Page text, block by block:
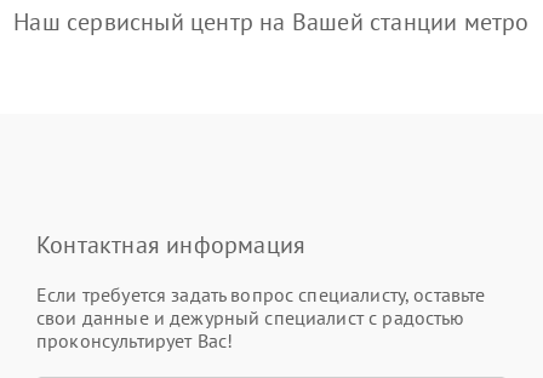
Наш сервисный центр на Вашей станции метро
Контактная информация
Если требуется задать вопрос специалисту, оставьте
свои данные и дежурный специалист с радостью
проконсультирует Вас!